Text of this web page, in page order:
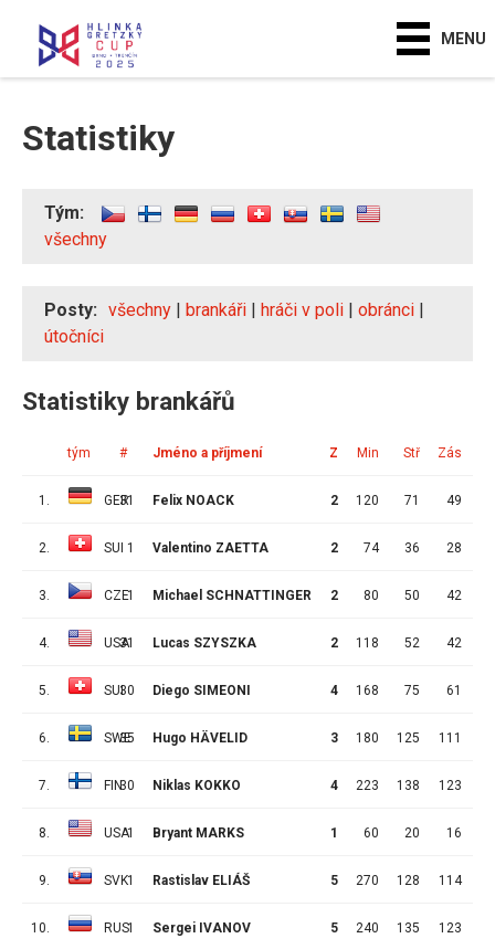
MENU
Statistiky
Tým:
všechny
Posty: všechny | brankáři | hráči v poli | obránci |
útočníci
Statistiky brankářů
tým # Jméno a příjmení Z Min Stř Zás
1. GER
31 Felix NOACK 2 120 71 49
2. SUI 1 Valentino ZAETTA 2 74 36 28
3. CZE1 Michael SCHNATTINGER 2 80 50 42
4. USA
31 Lucas SZYSZKA 2 118 52 42
5. SUI30 Diego SIMEONI 4 168 75 61
6. SWE
35 Hugo HÄVELID 3 180 125 111
7. FIN30 Niklas KOKKO 4 223 138 123
8. USA1 Bryant MARKS 1 60 20 16
9. SVK1 Rastislav ELIÁŠ 5 270 128 114
10. RUS1 Sergei IVANOV 5 240 135 123